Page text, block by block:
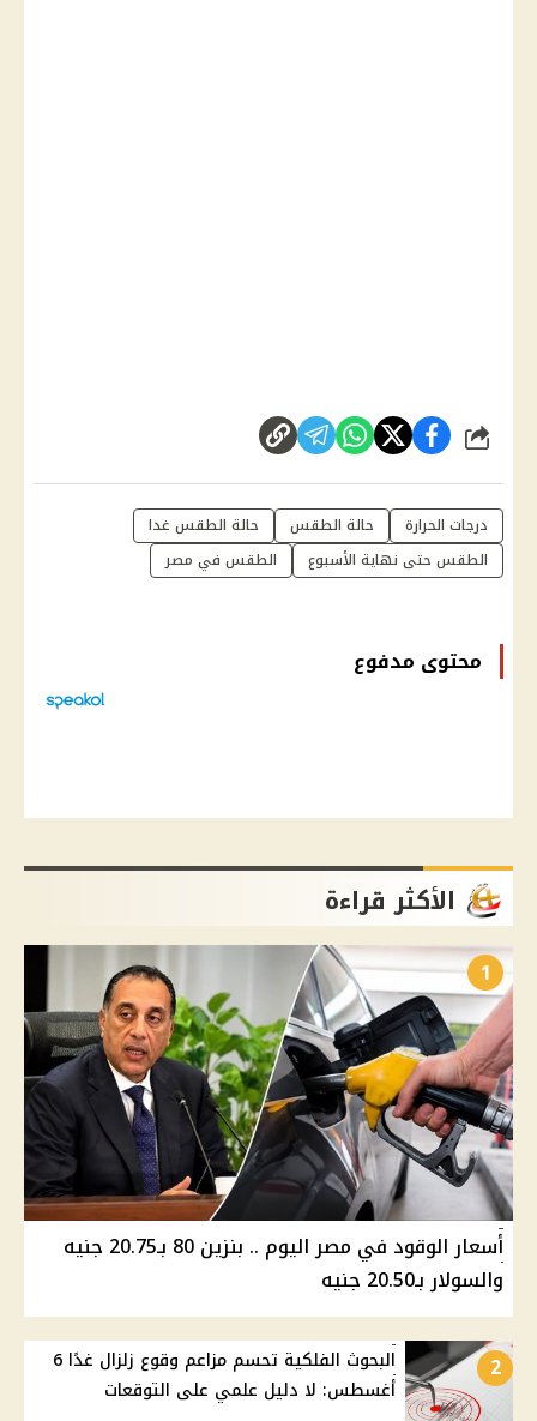
شارك
درجات الحرارة حالة الطقس
حالة الطقس غدا
الطقس حتى نهاية الأسبوع
الطقس في مصر
محتوى مدفوع
الأكثر قراءة
1
أسعار الوقود في مصر اليوم .. بنزين 80 بـ20.75 جنيه
والسولار بـ20.50 جنيه
2
البحوث الفلكية تحسم مزاعم وقوع زلزال غدًا 6
أغسطس: لا دليل علمي على التوقعات